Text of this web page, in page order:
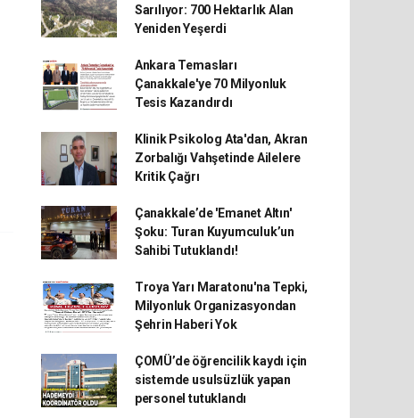
Sarılıyor: 700 Hektarlık Alan
Yeniden Yeşerdi
Ankara Temasları
Çanakkale'ye 70 Milyonluk
Tesis Kazandırdı
Klinik Psikolog Ata'dan, Akran
Zorbalığı Vahşetinde Ailelere
Kritik Çağrı
Çanakkale’de 'Emanet Altın'
Şoku: Turan Kuyumculuk’un
Sahibi Tutuklandı!
Troya Yarı Maratonu'na Tepki,
Milyonluk Organizasyondan
Şehrin Haberi Yok
ÇOMÜ’de öğrencilik kaydı için
sistemde usulsüzlük yapan
personel tutuklandı